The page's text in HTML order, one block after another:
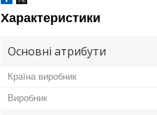
Характеристики
Основні атрибути
Країна виробник
Виробник